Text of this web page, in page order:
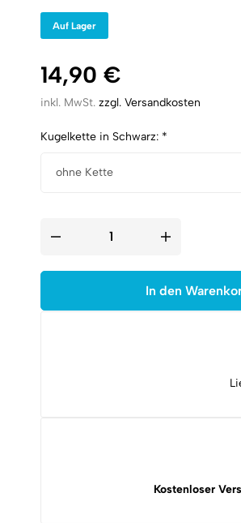
Auf Lager
14,90 €
inkl. MwSt. zzgl. Versandkosten
Kugelkette in Schwarz: *
Schlüsselanhänger
Springfield
|
In den
Kostenloser